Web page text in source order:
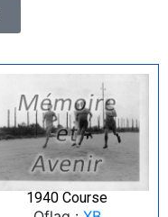
1940 Course